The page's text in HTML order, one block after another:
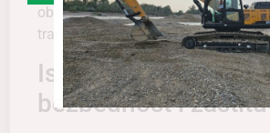
obezbeđujući da se svi koraci
transparentno.
Ispunjavanje
bezbednost i